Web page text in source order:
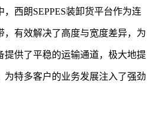
朗SEPPES装卸货平台作为连
，有效解决了高度与宽度差异，为
提供了平稳的运输通道，极大地提
为特多客户的业务发展注入了强劲